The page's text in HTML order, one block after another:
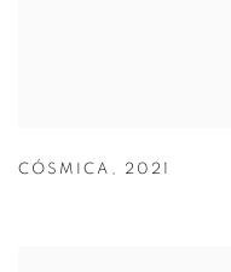
CÓSMICA , 2021